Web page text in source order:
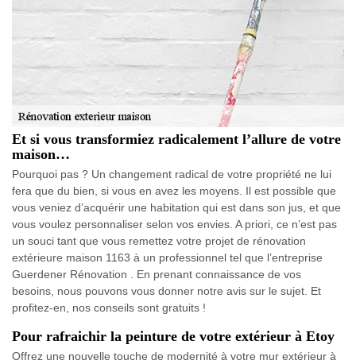
Et si vous transformiez radicalement l’allure de votre
maison…
Pourquoi pas ? Un changement radical de votre propriété ne lui
fera que du bien, si vous en avez les moyens. Il est possible que
vous veniez d’acquérir une habitation qui est dans son jus, et que
vous voulez personnaliser selon vos envies. A priori, ce n’est pas
un souci tant que vous remettez votre projet de rénovation
extérieure maison 1163 à un professionnel tel que l’entreprise
Guerdener Rénovation . En prenant connaissance de vos
besoins, nous pouvons vous donner notre avis sur le sujet. Et
profitez-en, nos conseils sont gratuits !
Pour rafraichir la peinture de votre extérieur à Etoy
Offrez une nouvelle touche de modernité à votre mur extérieur à